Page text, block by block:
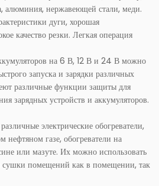
алюминия, нержавеющей стали, меди.
дуги, хорошая
качество резки. Легкая операция
на 6 В, 12 В и 24 В можно
запуска и зарядки различных
различные функции защиты для
зарядных устройств и аккумуляторов.
электрические обогреватели,
нефтяном газе, обогреватели на
или мазуте. Их можно использовать
сушки помещений как в помещении, так